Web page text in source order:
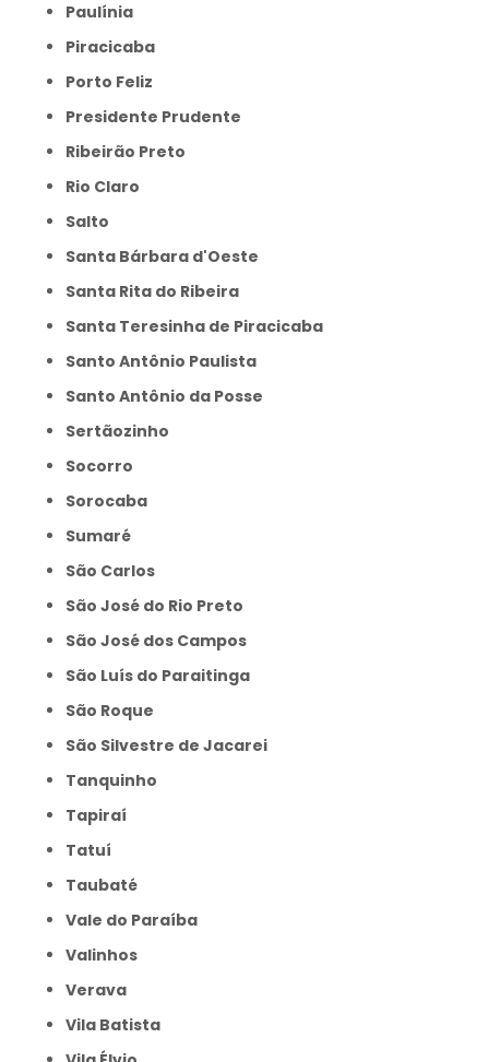
Paulínia
Piracicaba
Porto Feliz
Presidente Prudente
Ribeirão Preto
Rio Claro
Salto
Santa Bárbara d'Oeste
Santa Rita do Ribeira
Santa Teresinha de Piracicaba
Santo Antônio Paulista
Santo Antônio da Posse
Sertãozinho
Socorro
Sorocaba
Sumaré
São Carlos
São José do Rio Preto
São José dos Campos
São Luís do Paraitinga
São Roque
São Silvestre de Jacarei
Tanquinho
Tapiraí
Tatuí
Taubaté
Vale do Paraíba
Valinhos
Verava
Vila Batista